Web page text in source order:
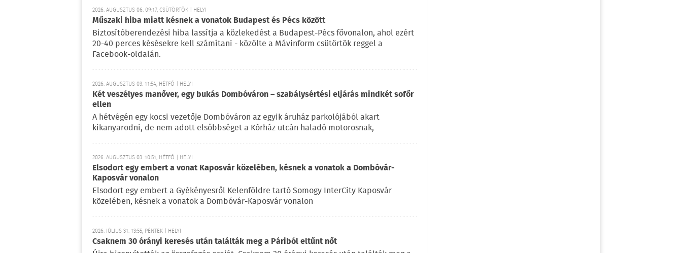
2026. AUGUSZTUS 06. 09:17, CSÜTÖRTÖK | HELYI
Műszaki hiba miatt késnek a vonatok Budapest és Pécs között
Biztosítóberendezési hiba lassítja a közlekedést a Budapest-Pécs fővonalon, ahol ezért
20-40 perces késésekre kell számítani - közölte a Mávinform csütörtök reggel a
Facebook-oldalán.
2026. AUGUSZTUS 03. 11:54, HÉTFŐ | HELYI
Két veszélyes manőver, egy bukás Dombóváron – szabálysértési eljárás mindkét sofőr
ellen
A hétvégén egy kocsi vezetője Dombóváron az egyik áruház parkolójából akart
kikanyarodni, de nem adott elsőbbséget a Kórház utcán haladó motorosnak,
2026. AUGUSZTUS 03. 10:51, HÉTFŐ | HELYI
Elsodort egy embert a vonat Kaposvár közelében, késnek a vonatok a Dombóvár-
Kaposvár vonalon
Elsodort egy embert a Gyékényesről Kelenföldre tartó Somogy InterCity Kaposvár
közelében, késnek a vonatok a Dombóvár-Kaposvár vonalon
2026. JÚLIUS 31. 13:55, PÉNTEK | HELYI
Csaknem 30 órányi keresés után találták meg a Páriból eltűnt nőt